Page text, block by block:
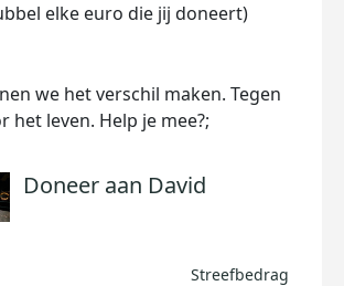
elke euro die jij doneert)
we het verschil maken. Tegen
het leven. Help je mee?;
Doneer aan David
Streefbedrag